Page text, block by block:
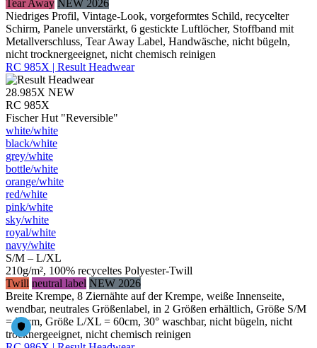
Tear Away NEW 2026
Niedriges Profil, Vintage-Look, vorgeformtes Schild, recycelter
Schirm, Panele unverstärkt, 6 gestickte Luftlöcher, Stoffband mit
Metallverschluss, Tear Away Label, Handwäsche, nicht bügeln,
nicht trocknergeeignet, nicht chemisch reinigen
RC 985X | Result Headwear
28.985X NEW
RC 985X
Fischer Hut "Reversible"
white/​white
black/​white
grey/​white
bottle/​white
orange/​white
red/​white
pink/​white
sky/​white
royal/​white
navy/​white
S/M – L/XL
210g/m², 100% recyceltes Polyester-Twill
Twill neutral label NEW 2026
Breite Krempe, 8 Ziernähte auf der Krempe, weiße Innenseite,
wendbar, neutrales Größenlabel, in 2 Größen erhältlich, Größe S/M
= 56cm, Größe L/XL = 60cm, 30° waschbar, nicht bügeln, nicht
trocknergeeignet, nicht chemisch reinigen